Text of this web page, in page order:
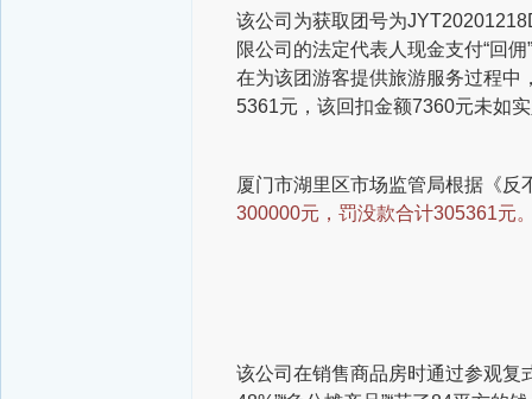
该公司为获取团号为
限公司的法定代表人现金支付“回
在为该团游客提供旅游服务过程中
5361元，该回扣金额7360元未如
厦门市湖里区市场监管局根据《
300000元，罚没款合计305361元
该公司在销售商品房时通过参观复